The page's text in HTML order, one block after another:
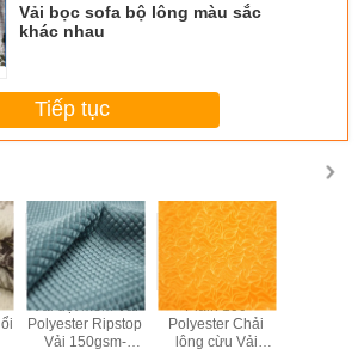
Vải bọc sofa bộ lông màu sắc
khác nhau
Tiếp tục
Vải dệt mềm Vải
Polyester Ripstop
Vải 150gsm-
Plain 100
Polyester Chải
lông cừu Vải